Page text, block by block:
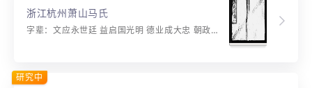
浙江杭州萧山马氏
字辈：文应永世廷 益启国光明 德业成大忠 朝政赖辅佑
研究中